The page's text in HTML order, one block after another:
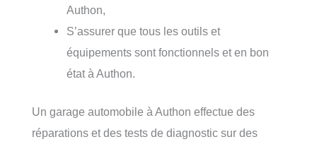
Authon,
S’assurer que tous les outils et
équipements sont fonctionnels et en bon
état à Authon.
Un garage automobile à Authon effectue des
réparations et des tests de diagnostic sur des